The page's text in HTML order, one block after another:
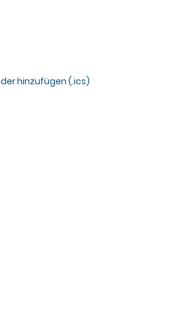
hinzufügen (.ics)